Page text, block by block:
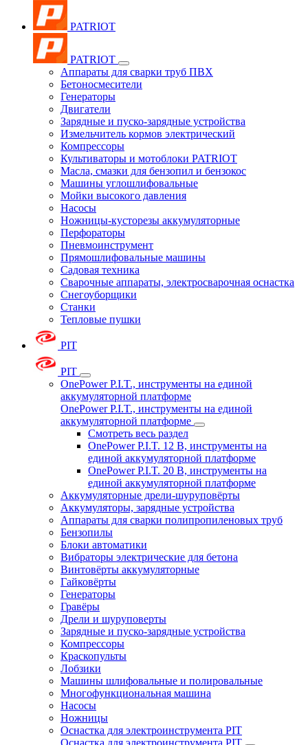
PATRIOT
PATRIOT
Аппараты для сварки труб ПВХ
Бетоносмесители
Генераторы
Двигатели
Зарядные и пуско-зарядные устройства
Измельчитель кормов электрический
Компрессоры
Культиваторы и мотоблоки PATRIOT
Масла, смазки для бензопил и бензокос
Машины углошлифовальные
Мойки высокого давления
Насосы
Ножницы-кусторезы аккумуляторные
Перфораторы
Пневмоинструмент
Прямошлифовальные машины
Садовая техника
Сварочные аппараты, электросварочная оснастка
Снегоуборщики
Станки
Тепловые пушки
PIT
PIT
OnePower P.I.T., инструменты на единой
аккумуляторной платформе
OnePower P.I.T., инструменты на единой
аккумуляторной платформе
Смотреть весь раздел
OnePower P.I.T. 12 В, инструменты на
единой аккумуляторной платформе
OnePower P.I.T. 20 В, инструменты на
единой аккумуляторной платформе
Аккумуляторные дрели-шуруповёрты
Аккумуляторы, зарядные устройства
Аппараты для сварки полипропиленовых труб
Бензопилы
Блоки автоматики
Вибраторы электрические для бетона
Винтовёрты аккумуляторные
Гайковёрты
Генераторы
Гравёры
Дрели и шуруповерты
Зарядные и пуско-зарядные устройства
Компрессоры
Краскопульты
Лобзики
Машины шлифовальные и полировальные
Многофункциональная машина
Насосы
Ножницы
Оснастка для электроинструмента PIT
Оснастка для электроинструмента PIT